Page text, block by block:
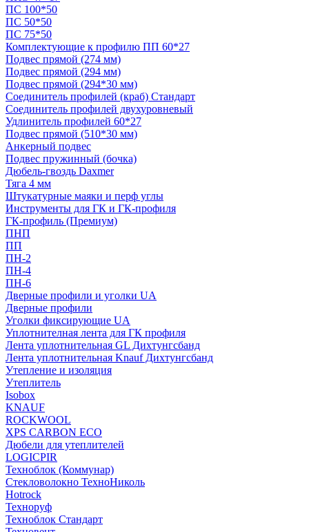
ПС 100*50
ПС 50*50
ПС 75*50
Комплектующие к профилю ПП 60*27
Подвес прямой (274 мм)
Подвес прямой (294 мм)
Подвес прямой (294*30 мм)
Соединитель профилей (краб) Стандарт
Соединитель профилей двухуровневый
Удлинитель профилей 60*27
Подвес прямой (510*30 мм)
Анкерный подвес
Подвес пружинный (бочка)
Дюбель-гвоздь Daxmer
Тяга 4 мм
Штукатурные маяки и перф углы
Инструменты для ГК и ГК-профиля
ГК-профиль (Премиум)
ПНП
ПП
ПН-2
ПН-4
ПН-6
Дверные профили и уголки UA
Дверные профили
Уголки фиксирующие UA
Уплотнителная лента для ГК профиля
Лента уплотнительная GL Дихтунгсбанд
Лента уплотнительная Knauf Дихтунгсбанд
Утепление и изоляция
Утеплитель
Isobox
KNAUF
ROCKWOOL
XPS CARBON ECO
Дюбели для утеплителей
LOGICPIR
Техноблок (Коммунар)
Стекловолокно ТехноНиколь
Hotrock
Технoруф
Техноблок Стандарт